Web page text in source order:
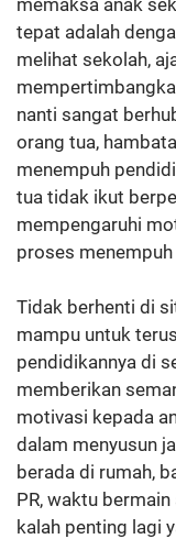
tepat adalah
melihat sekolah,
nanti sangat
orang tua,
menempuh
tua tidak ikut
mempengaruhi
proses
Tidak berhenti di
mampu untuk
pendidikannya di
memberikan
motivasi kepada
dalam menyusun
berada di rumah,
PR, waktu
kalah penting lagi